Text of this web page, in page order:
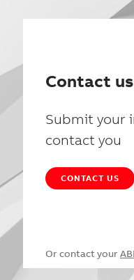
Contact us
Submit your
contact you
CONTACT US
Or contact your